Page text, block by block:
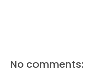
No comments: